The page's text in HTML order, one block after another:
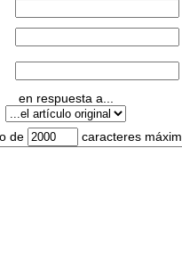
en respuesta a...
de caracteres